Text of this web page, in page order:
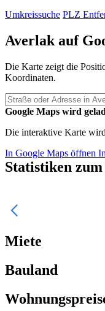
Umkreissuche PLZ
Averlak auf
Die Karte zeigt die
Koordinaten.
Google Maps wird
Die interaktive Karte
In Google Maps öffnen
Statistiken
Miete
Bauland